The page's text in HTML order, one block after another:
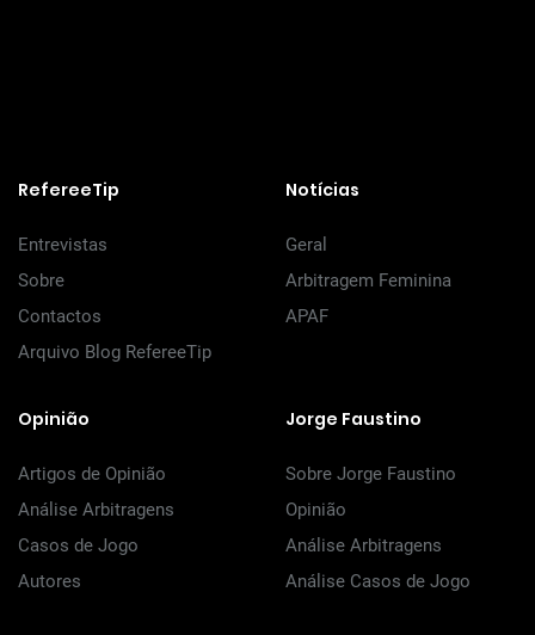
RefereeTip
Entrevistas
Sobre
Contactos
Arquivo Blog RefereeTip
Notícias
Geral
Arbitragem Feminina
APAF
Opinião
Artigos de Opinião
Análise Arbitragens
Casos de Jogo
Autores
Jorge Faustino
Sobre Jorge Faustino
Opinião
Análise Arbitragens
Análise Casos de Jogo